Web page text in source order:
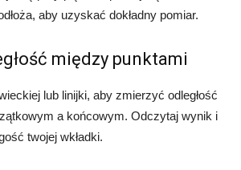
aby uzyskać dokładny pomiar.
między punktami
lub linijki, aby zmierzyć odległość
a końcowym. Odczytaj wynik i
twojej wkładki.